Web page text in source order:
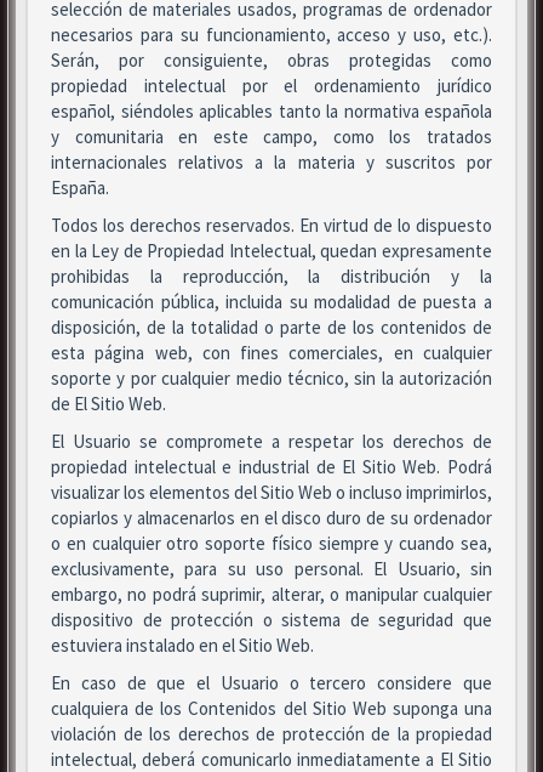
selección de materiales usados, programas de ordenador
necesarios para su funcionamiento, acceso y uso, etc.).
Serán, por consiguiente, obras protegidas como
propiedad intelectual por el ordenamiento jurídico
español, siéndoles aplicables tanto la normativa española
y comunitaria en este campo, como los tratados
internacionales relativos a la materia y suscritos por
España.
Todos los derechos reservados. En virtud de lo dispuesto
en la Ley de Propiedad Intelectual, quedan expresamente
prohibidas la reproducción, la distribución y la
comunicación pública, incluida su modalidad de puesta a
disposición, de la totalidad o parte de los contenidos de
esta página web, con fines comerciales, en cualquier
soporte y por cualquier medio técnico, sin la autorización
de El Sitio Web.
El Usuario se compromete a respetar los derechos de
propiedad intelectual e industrial de El Sitio Web. Podrá
visualizar los elementos del Sitio Web o incluso imprimirlos,
copiarlos y almacenarlos en el disco duro de su ordenador
o en cualquier otro soporte físico siempre y cuando sea,
exclusivamente, para su uso personal. El Usuario, sin
embargo, no podrá suprimir, alterar, o manipular cualquier
dispositivo de protección o sistema de seguridad que
estuviera instalado en el Sitio Web.
En caso de que el Usuario o tercero considere que
cualquiera de los Contenidos del Sitio Web suponga una
violación de los derechos de protección de la propiedad
intelectual, deberá comunicarlo inmediatamente a El Sitio